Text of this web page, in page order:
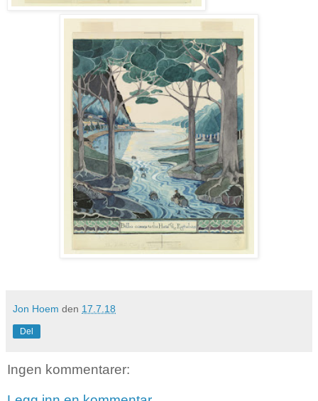
Jon Hoem den 17.7.18
Del
Ingen kommentarer: